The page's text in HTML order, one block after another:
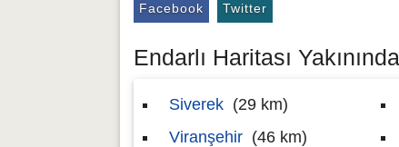
Facebook Twitter
Endarlı Haritası
Siverek (29 km)
Viranşehir (46 km)